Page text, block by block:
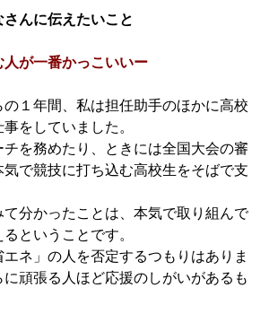
んに伝えたいこと
が一番かっこいいー
１年間、私は担任助手のほかに高校
をしていました。
を務めたり、ときには全国大会の審
で競技に打ち込む高校生をそばで支
分かったことは、本気で取り組んで
ということです。
ネ」の人を否定するつもりはありま
頑張る人ほど応援のしがいがあるも